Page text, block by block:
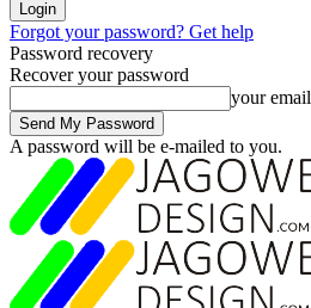
Forgot your password? Get help
Password recovery
Recover your password
your email
A password will be e-mailed to you.